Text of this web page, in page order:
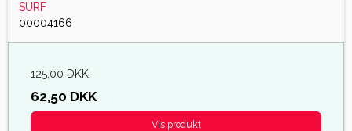
SURF
00004166
125,00 DKK
62,50 DKK
Vis produkt